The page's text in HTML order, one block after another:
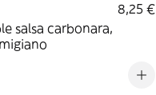
8,25 €
salsa carbonara,